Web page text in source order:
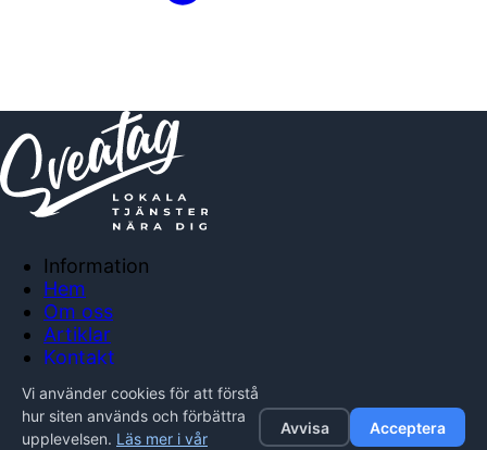
Information
Hem
Om oss
Artiklar
Kontakt
Integritetspolicy
Vi använder cookies för att förstå
hur siten används och förbättra
upplevelsen. Läs mer i vår
Avvisa Acceptera